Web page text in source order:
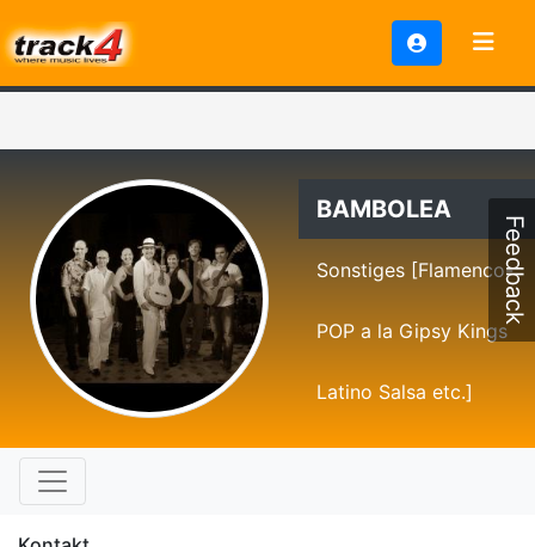
BAMBOLEA
Sonstiges [Flamenco-
POP a la Gipsy Kings
Latino Salsa etc.]
Feedback